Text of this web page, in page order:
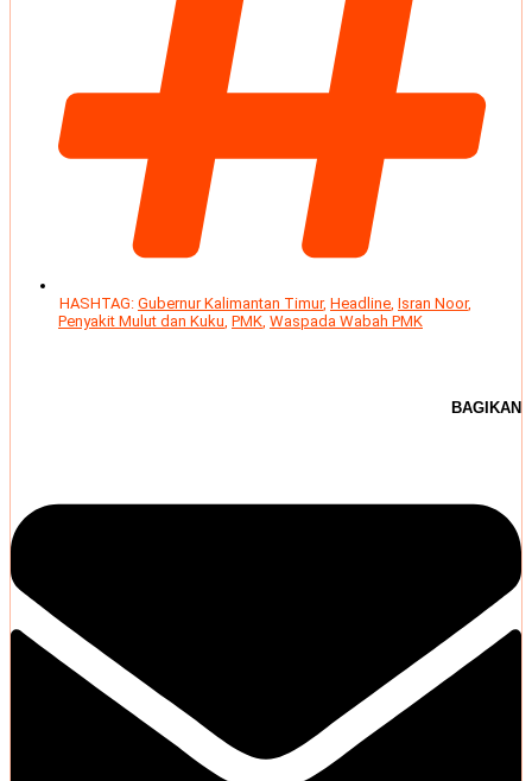
HASHTAG: Gubernur Kalimantan Timur, Headline, Isran Noor,
Penyakit Mulut dan Kuku, PMK, Waspada Wabah PMK
BAGIKAN